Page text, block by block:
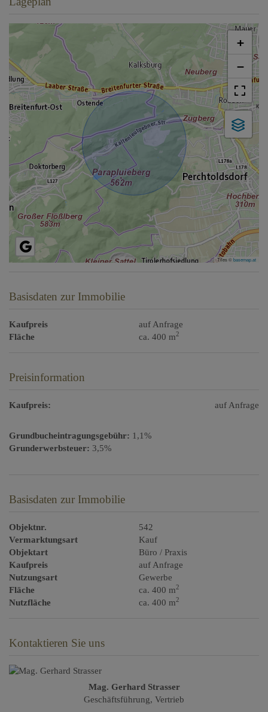
+
−
Tiles ©basemap.at
Basisdaten zur Immobilie
Kaufpreis
auf Anfrage
Fläche
ca. 400 m2
Preisinformation
Kaufpreis: auf Anfrage
Grundbucheintragungsgebühr: 1,1%
Grunderwerbsteuer: 3,5%
Basisdaten zur Immobilie
Objektnr.
542
Vermarktungsart
Kauf
Objektart
Büro / Praxis
Kaufpreis
auf Anfrage
Nutzungsart
Gewerbe
Fläche
ca. 400 m2
Nutzfläche ca. 400 m2
Kontaktieren Sie uns
Mag. Gerhard Strasser
Geschäftsführung, Vertrieb